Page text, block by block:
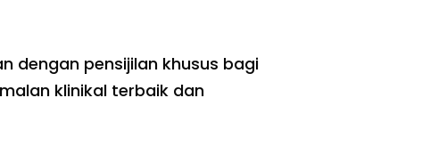
dengan pensijilan khusus bagi
klinikal terbaik dan